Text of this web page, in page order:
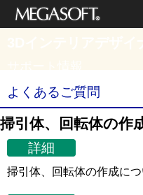
よくあるご質問
掃引体、回転体の作
詳細
掃引体、回転体の作成につ